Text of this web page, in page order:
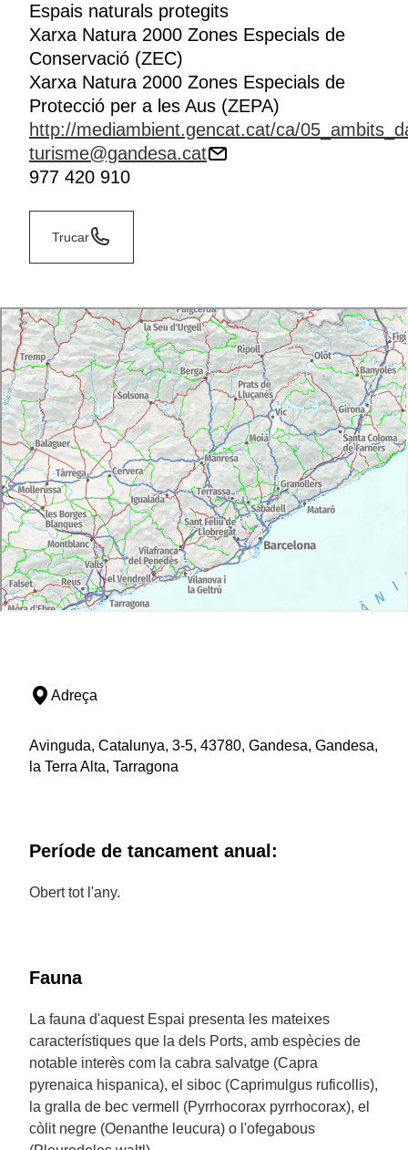
Espais naturals protegits
Xarxa Natura 2000 Zones Especials de
Conservació (ZEC)
Xarxa Natura 2000 Zones Especials de
Protecció per a les Aus (ZEPA)
http://mediambient.gencat.cat/ca/
turisme@gandesa.cat
977 420 910
Trucar
Adreça
Avinguda, Catalunya, 3-5, 43780, Gandesa, Gandesa,
la Terra Alta, Tarragona
Període de tancament anual:
Obert tot l'any.
Fauna
La fauna d'aquest Espai presenta les mateixes
característiques que la dels Ports, amb espècies de
notable interès com la cabra salvatge (Capra
pyrenaica hispanica), el siboc (Caprimulgus ruficollis),
la gralla de bec vermell (Pyrrhocorax pyrrhocorax), el
còlit negre (Oenanthe leucura) o l'ofegabous